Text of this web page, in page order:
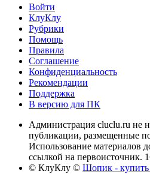
Войти
КлуКлу
Рубрики
Помощь
Правила
Соглашение
Конфиденциальность
Рекомендации
Поддержка
В версию для ПК
Администрация cluclu.ru не
публикации, размещенные
Использование материалов
ссылкой на первоисточник.
© КлуКлу © Шопик - купить